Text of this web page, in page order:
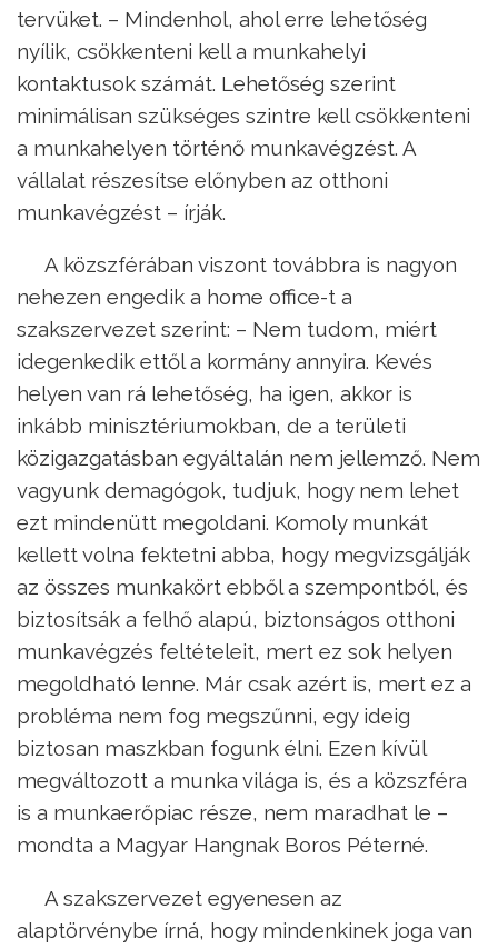
tervüket. – Mindenhol, ahol erre lehetőség
nyílik, csökkenteni kell a munkahelyi
kontaktusok számát. Lehetőség szerint
minimálisan szükséges szintre kell csökkenteni
a munkahelyen történő munkavégzést. A
vállalat részesítse előnyben az otthoni
munkavégzést – írják.
A közszférában viszont továbbra is nagyon
nehezen engedik a home office-t a
szakszervezet szerint: – Nem tudom, miért
idegenkedik ettől a kormány annyira. Kevés
helyen van rá lehetőség, ha igen, akkor is
inkább minisztériumokban, de a területi
közigazgatásban egyáltalán nem jellemző. Nem
vagyunk demagógok, tudjuk, hogy nem lehet
ezt mindenütt megoldani. Komoly munkát
kellett volna fektetni abba, hogy megvizsgálják
az összes munkakört ebből a szempontból, és
biztosítsák a felhő alapú, biztonságos otthoni
munkavégzés feltételeit, mert ez sok helyen
megoldható lenne. Már csak azért is, mert ez a
probléma nem fog megszűnni, egy ideig
biztosan maszkban fogunk élni. Ezen kívül
megváltozott a munka világa is, és a közszféra
is a munkaerőpiac része, nem maradhat le –
mondta a Magyar Hangnak Boros Péterné.
A szakszervezet egyenesen az
alaptörvénybe írná, hogy mindenkinek joga van